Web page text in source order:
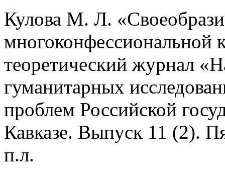
Кулова М. Л.
многоконфессиональной
теоретический журнал
гуманитарных
проблем Российской
Кавказе. Выпуск 11 (2).
п.л.